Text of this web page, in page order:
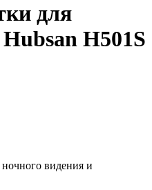
для
H501S
видения и